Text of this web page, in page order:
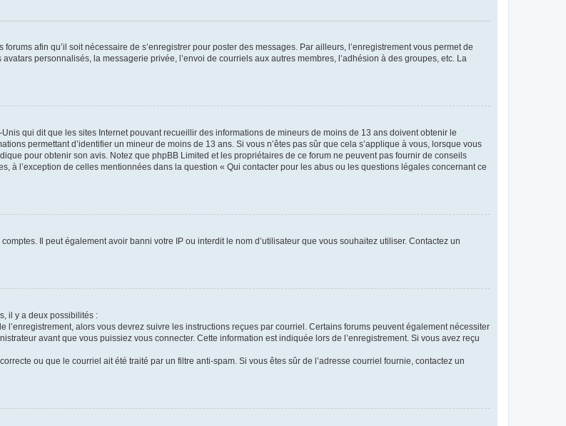
afin qu’il soit nécessaire de s’enregistrer pour poster des messages. Par ailleurs, l’enregistrement vous permet de
personnalisés, la messagerie privée, l’envoi de courriels aux autres membres, l’adhésion à des groupes, etc. La
qui dit que les sites Internet pouvant recueillir des informations de mineurs de moins de 13 ans doivent obtenir le
permettant d’identifier un mineur de moins de 13 ans. Si vous n’êtes pas sûr que cela s’applique à vous, lorsque vous
pour obtenir son avis. Notez que phpBB Limited et les propriétaires de ce forum ne peuvent pas fournir de conseils
à l’exception de celles mentionnées dans la question « Qui contacter pour les abus ou les questions légales concernant ce
Il peut également avoir banni votre IP ou interdit le nom d’utilisateur que vous souhaitez utiliser. Contactez un
il y a deux possibilités :
alors vous devrez suivre les instructions reçues par courriel. Certains forums peuvent également nécessiter
avant que vous puissiez vous connecter. Cette information est indiquée lors de l’enregistrement. Si vous avez reçu
ou que le courriel ait été traité par un filtre anti-spam. Si vous êtes sûr de l’adresse courriel fournie, contactez un